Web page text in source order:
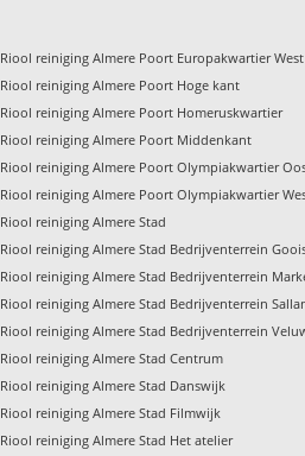
Riool reiniging Almere Poort Europakwartier West
Riool reiniging Almere Poort Hoge kant
Riool reiniging Almere Poort Homeruskwartier
Riool reiniging Almere Poort Middenkant
Riool reiniging Almere Poort Olympiakwartier
Riool reiniging Almere Poort Olympiakwartier
Riool reiniging Almere Stad
Riool reiniging Almere Stad Bedrijventerrein
Riool reiniging Almere Stad Bedrijventerrein
Riool reiniging Almere Stad Bedrijventerrein
Riool reiniging Almere Stad Bedrijventerrein
Riool reiniging Almere Stad Centrum
Riool reiniging Almere Stad Danswijk
Riool reiniging Almere Stad Filmwijk
Riool reiniging Almere Stad Het atelier